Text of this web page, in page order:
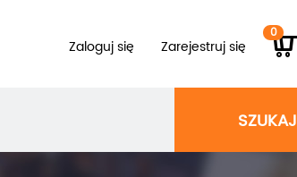
Zaloguj się Zarejestruj się
0
SZUKAJ